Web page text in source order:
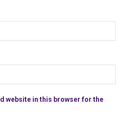
website in this browser for the